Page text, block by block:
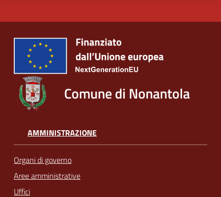
Comune di Nonantola
AMMINISTRAZIONE
Organi di governo
Aree amministrative
Uffici